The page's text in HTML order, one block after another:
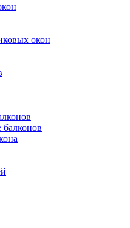
окон
балконов